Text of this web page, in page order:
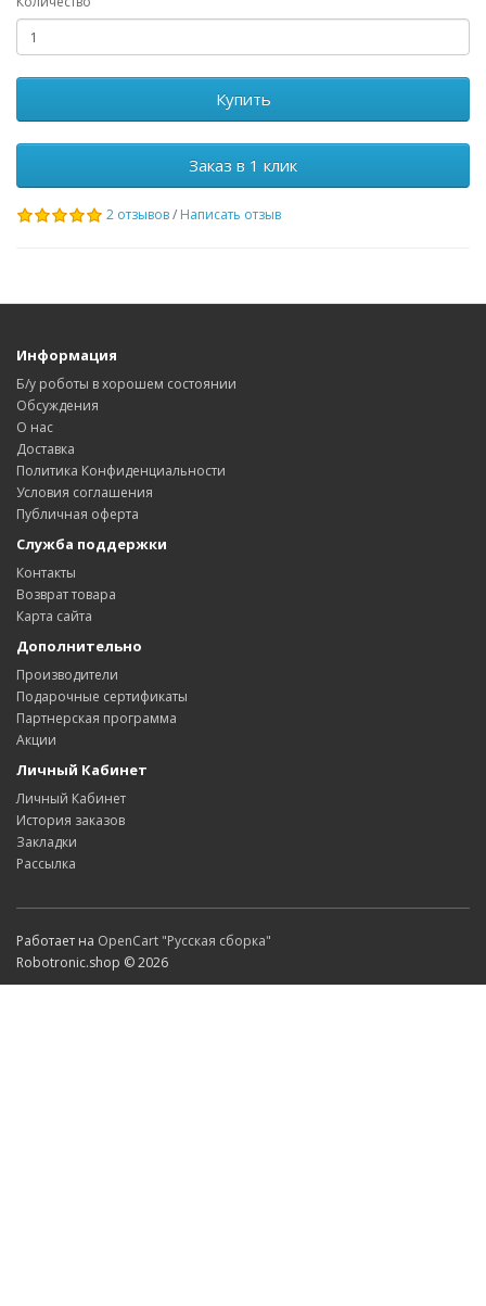
Купить
Заказ в 1 клик
2 отзывов/ Написать отзыв
Информация
Б/у роботы в хорошем состоянии
Обсуждения
О нас
Доставка
Политика Конфиденциальности
Условия соглашения
Публичная оферта
Служба поддержки
Контакты
Возврат товара
Карта сайта
Дополнительно
Производители
Подарочные сертификаты
Партнерская программа
Акции
Личный Кабинет
Личный Кабинет
История заказов
Закладки
Рассылка
Работает на OpenCart "Русская сборка"
Robotronic.shop © 2026